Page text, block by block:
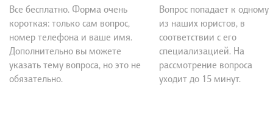
Все бесплатно. Форма очень
короткая: только сам вопрос,
номер телефона и ваше имя.
Дополнительно вы можете
указать тему вопроса, но это не
обязательно.
Вопрос попадает к одному
из наших юристов, в
соответствии с его
специализацией. На
рассмотрение вопроса
уходит до 15 минут.